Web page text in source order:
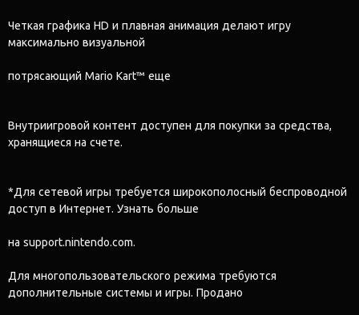
Четкая графика HD и плавная анимация делают игру
максимально визуальной
потрясающий Mario Kart™ еще
Внутриигровой контент доступен для покупки за средства,
хранящиеся на счете.
*Для сетевой игры требуется широкополосный беспроводной
доступ в Интернет. Узнать больше
на support.nintendo.com.
Для многопользовательского режима требуются
дополнительные системы и игры. Продано